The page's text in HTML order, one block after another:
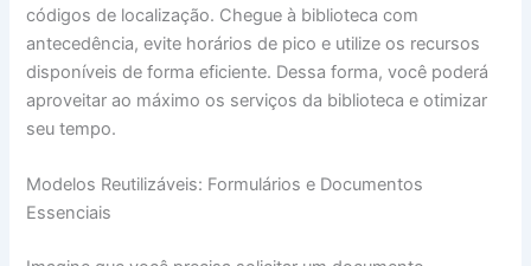
códigos de localização. Chegue à biblioteca com
antecedência, evite horários de pico e utilize os recursos
disponíveis de forma eficiente. Dessa forma, você poderá
aproveitar ao máximo os serviços da biblioteca e otimizar
seu tempo.
Modelos Reutilizáveis: Formulários e Documentos
Essenciais